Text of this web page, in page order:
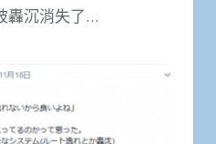
轟沉消失了…